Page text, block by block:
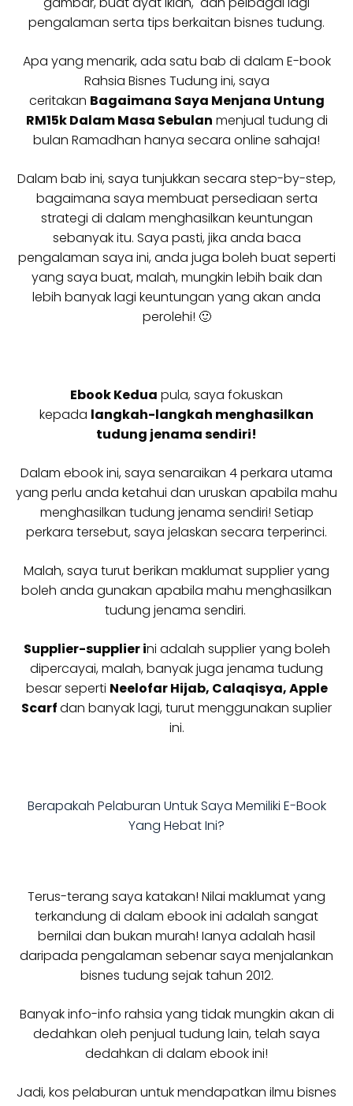
pengalaman serta tips berkaitan bisnes tudung.
Apa yang menarik, ada satu bab di dalam E-book
Rahsia Bisnes Tudung ini, saya
ceritakan Bagaimana Saya Menjana Untung
RM15k Dalam Masa Sebulan menjual tudung di
bulan Ramadhan hanya secara online sahaja!
Dalam bab ini, saya tunjukkan secara step-by-step,
bagaimana saya membuat persediaan serta
strategi di dalam menghasilkan keuntungan
sebanyak itu. Saya pasti, jika anda baca
pengalaman saya ini, anda juga boleh buat seperti
yang saya buat, malah, mungkin lebih baik dan
lebih banyak lagi keuntungan yang akan anda
perolehi! 🙂
Ebook Kedua pula, saya fokuskan
kepada langkah-langkah menghasilkan
tudung jenama sendiri!
Dalam ebook ini, saya senaraikan 4 perkara utama
yang perlu anda ketahui dan uruskan apabila mahu
menghasilkan tudung jenama sendiri! Setiap
perkara tersebut, saya jelaskan secara terperinci.
Malah, saya turut berikan maklumat supplier yang
boleh anda gunakan apabila mahu menghasilkan
tudung jenama sendiri.
Supplier-supplier ini adalah supplier yang boleh
dipercayai, malah, banyak juga jenama tudung
besar seperti Neelofar Hijab, Calaqisya, Apple
Scarfdan banyak lagi, turut menggunakan suplier
ini.
Berapakah Pelaburan Untuk Saya Memiliki E-Book
Yang Hebat Ini?
Terus-terang saya katakan! Nilai maklumat yang
terkandung di dalam ebook ini adalah sangat
bernilai dan bukan murah! Ianya adalah hasil
daripada pengalaman sebenar saya menjalankan
bisnes tudung sejak tahun 2012.
Banyak info-info rahsia yang tidak mungkin akan di
dedahkan oleh penjual tudung lain, telah saya
dedahkan di dalam ebook ini!
Jadi, kos pelaburan untuk mendapatkan ilmu bisnes